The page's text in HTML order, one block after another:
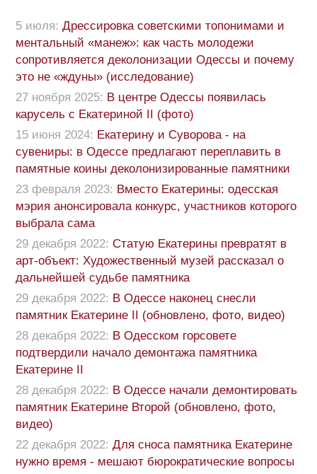
5 июля: Дрессировка советскими топонимами и
ментальный «манеж»: как часть молодежи
сопротивляется деколонизации Одессы и почему
это не «ждуны» (исследование)
27 ноября 2025: В центре Одессы появилась
карусель с Екатериной ІІ (фото)
15 июня 2024: Екатерину и Суворова - на
сувениры: в Одессе предлагают переплавить в
памятные коины деколонизированные памятники
23 февраля 2023: Вместо Екатерины: одесская
мэрия анонсировала конкурс, участников которого
выбрала сама
29 декабря 2022: Статую Екатерины превратят в
арт-объект: Художественный музей рассказал о
дальнейшей судьбе памятника
29 декабря 2022: В Одессе наконец снесли
памятник Екатерине II (обновлено, фото, видео)
28 декабря 2022: В Одесском горсовете
подтвердили начало демонтажа памятника
Екатерине II
28 декабря 2022: В Одессе начали демонтировать
памятник Екатерине Второй (обновлено, фото,
видео)
22 декабря 2022: Для сноса памятника Екатерине
нужно время - мешают бюрократические вопросы